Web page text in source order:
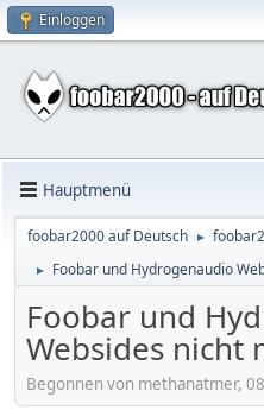
Einloggen
Hauptmenü
foobar2000 auf Deutsch ►
► Foobar und Hydrogenaudio
Foobar und
Websides nicht
Begonnen von methanatmer,